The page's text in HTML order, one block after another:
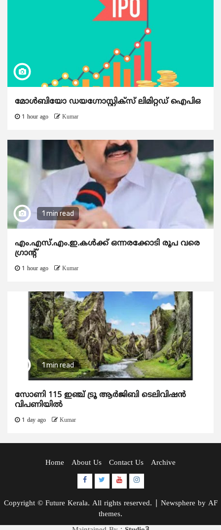
മോൾബിയോ ഡയഗ്നോസ്റ്റിക്സ് ലിമിറ്റഡ് ഐപിഒ
1 hour ago Kumar
1 min read
എം.എസ്.എം.ഇ.കൾക്ക് ഒന്നരക്കോടി രൂപ വരെ
ഗ്രാന്റ്
1 hour ago Kumar
1 min read
സോണി 115 ഇഞ്ച് ട്രൂ ആർജിബി ടെലിവിഷൻ
വിപണിയിൽ
1 day ago Kumar
Home About Us Contact Us Archive
Facebook
TwitterYoutubeInstagram
Copyright © Future Kerala. All rights reserved. Newsphere by AF
themes.